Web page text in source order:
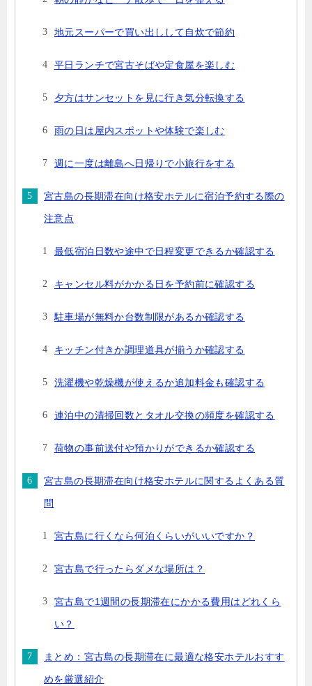
地元スーパーで買い出しして自炊で節約
平日ランチで宮古そばや定食屋を楽しむ
夕方はサンセットを見に行き気分転換する
雨の日は屋内スポットや体験で楽しむ
週に一度は離島へ日帰りで小旅行をする
宮古島の長期滞在向け格安ホテルに宿泊予約する際の
注意点
最低宿泊日数や途中で日程変更できるか確認する
キャンセル料がかかる日を予約前に確認する
駐車場が無料か台数制限があるか確認する
キッチン付きか調理道具が揃うか確認する
洗濯機や乾燥機が使えるか追加料金も確認する
連泊中の清掃回数とタオル交換の頻度を確認する
荷物の事前送付や預かりができるか確認する
宮古島の長期滞在向け格安ホテルに関するよくある質
問
宮古島に行くなら何泊くらいがいいですか？
宮古島で行ったらダメな場所は？
宮古島で1週間の長期滞在にかかる費用はどれくら
い？
まとめ：宮古島の長期滞在に最適な格安ホテルおすす
めを厳選紹介